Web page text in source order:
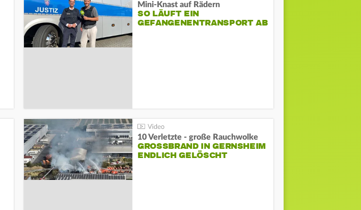
Mini-Knast auf Rädern
SO LÄUFT EIN
GEFANGENENTRANSPORT AB
10 Verletzte - große Rauchwolke
GROSSBRAND IN GERNSHEIM E
NDLICH GELÖSCHT